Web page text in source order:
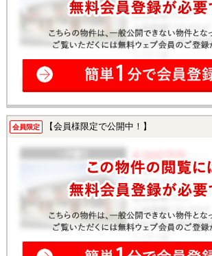
会員限定 【会員様限定で公開中！】